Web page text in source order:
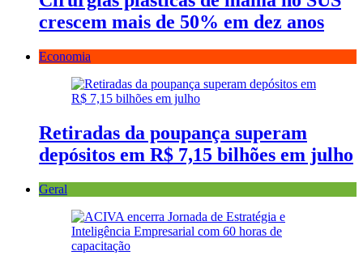
crescem mais de 50% em dez anos
Economia
Retiradas da poupança superam
depósitos em R$ 7,15 bilhões em julho
Geral